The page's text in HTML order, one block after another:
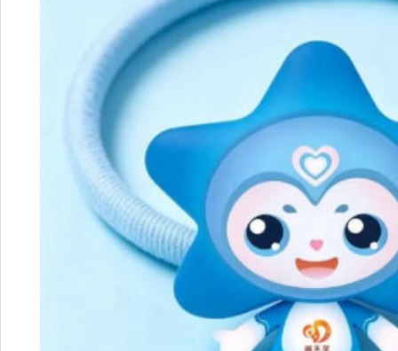
费供应矿泉水、芝麻豆子茶和解
路步行街、坡子街、长沙生态动
者将推着“暖新·爱心小推车”巡
者、新就业群体及有需要的游客
除此之外，长沙市慈善总会
公益发展中心于4月30日共同开
节“慈善亮星城”志愿服务活动启
数名志愿者。以充分发挥志愿服
加强文明旅游工作的宣传引导，
范城市，同时致敬光荣的劳动者
这个“五一”，湖南为八方游